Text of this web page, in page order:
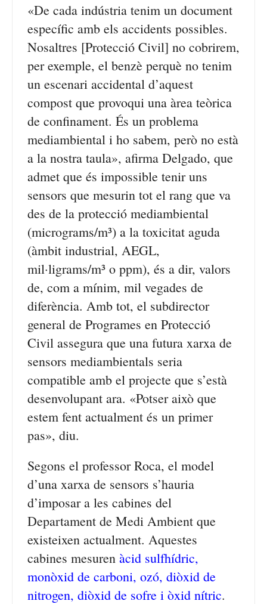
«De cada indústria tenim un document
específic amb els accidents possibles.
Nosaltres [Protecció Civil] no cobrirem,
per exemple, el benzè perquè no tenim
un escenari accidental d’aquest
compost que provoqui una àrea teòrica
de confinament. És un problema
mediambiental i ho sabem, però no està
a la nostra taula», afirma Delgado, que
admet que és impossible tenir uns
sensors que mesurin tot el rang que va
des de la protecció mediambiental
(micrograms/m³) a la toxicitat aguda
(àmbit industrial, AEGL,
mil·ligrams/m³ o ppm), és a dir, valors
de, com a mínim, mil vegades de
diferència. Amb tot, el subdirector
general de Programes en Protecció
Civil assegura que una futura xarxa de
sensors mediambientals seria
compatible amb el projecte que s’està
desenvolupant ara. «Potser això que
estem fent actualment és un primer
pas», diu.
Segons el professor Roca, el model
d’una xarxa de sensors s’hauria
d’imposar a les cabines del
Departament de Medi Ambient que
existeixen actualment. Aquestes
cabines mesuren àcid sulfhídric,
monòxid de carboni, ozó, diòxid de
nitrogen, diòxid de sofre i òxid nítric.